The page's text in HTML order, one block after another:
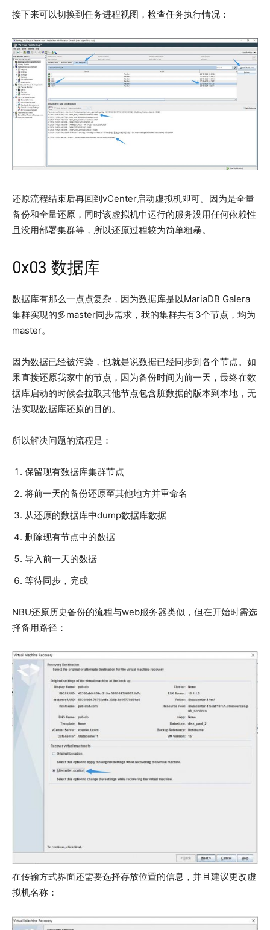
接下来可以切换到任务进程视图，检查任务执行情况：
还原流程结束后再回到vCenter启动虚拟机即可。因为是全量
备份和全量还原，同时该虚拟机中运行的服务没用任何依赖性
且没用部署集群等，所以还原过程较为简单粗暴。
0x03 数据库
数据库有那么一点点复杂，因为数据库是以MariaDB Galera
集群实现的多master同步需求，我的集群共有3个节点，均为
master。
因为数据已经被污染，也就是说数据已经同步到各个节点。如
果直接还原我家中的节点，因为备份时间为前一天，最终在数
据库启动的时候会拉取其他节点包含脏数据的版本到本地，无
法实现数据库还原的目的。
所以解决问题的流程是：
保留现有数据库集群节点
将前一天的备份还原至其他地方并重命名
从还原的数据库中dump数据库数据
删除现有节点中的数据
导入前一天的数据
等待同步，完成
NBU还原历史备份的流程与web服务器类似，但在开始时需选
择备用路径：
在传输方式界面还需要选择存放位置的信息，并且建议更改虚
拟机名称：